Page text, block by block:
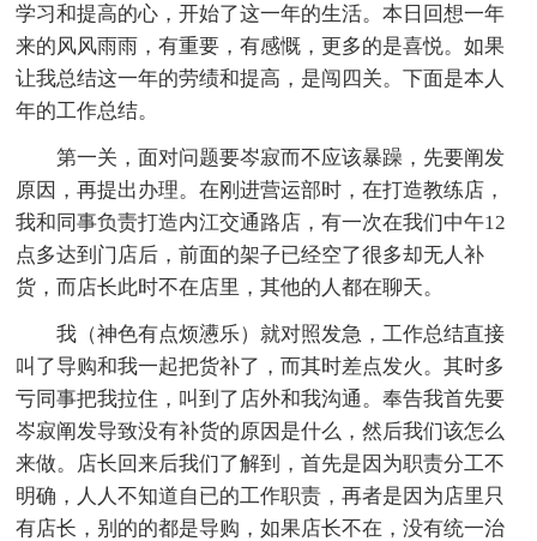
学习和提高的心，开始了这一年的生活。本日回想一年
来的风风雨雨，有重要，有感慨，更多的是喜悦。如果
让我总结这一年的劳绩和提高，是闯四关。下面是本人
年的工作总结。
第一关，面对问题要岑寂而不应该暴躁，先要阐发
原因，再提出办理。在刚进营运部时，在打造教练店，
我和同事负责打造内江交通路店，有一次在我们中午12
点多达到门店后，前面的架子已经空了很多却无人补
货，而店长此时不在店里，其他的人都在聊天。
我（神色有点烦懑乐）就对照发急，工作总结直接
叫了导购和我一起把货补了，而其时差点发火。其时多
亏同事把我拉住，叫到了店外和我沟通。奉告我首先要
岑寂阐发导致没有补货的原因是什么，然后我们该怎么
来做。店长回来后我们了解到，首先是因为职责分工不
明确，人人不知道自已的工作职责，再者是因为店里只
有店长，别的的都是导购，如果店长不在，没有统一治